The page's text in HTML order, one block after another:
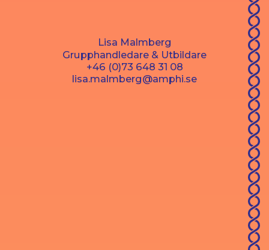
Lisa Malmberg
Grupphandledare & Utbildare
+46 (0)73 648 31 08
lisa.malmberg@amphi.se